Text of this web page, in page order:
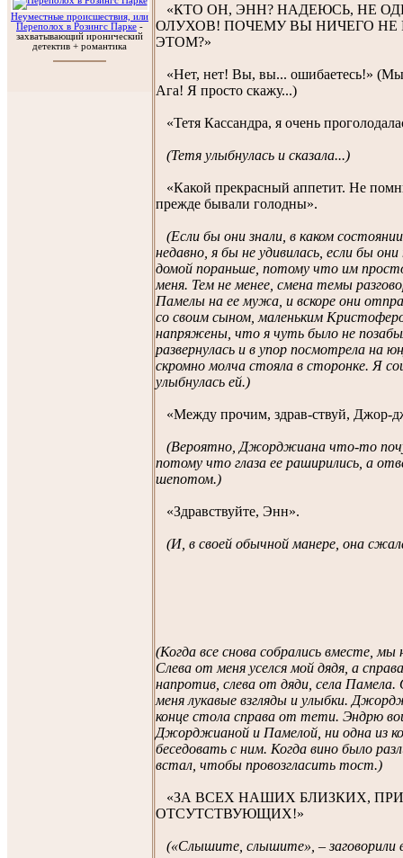
Неуместные происшествия, или
Переполох в Розингс Парке -
захватывающий иронический
детектив + романтика
«КТО ОН, ЭНН? НАДЕЮСЬ, НЕ
ОЛУХОВ! ПОЧЕМУ ВЫ НИЧЕГО НЕ
ЭТОМ?»
«Нет, нет! Вы, вы... ошибаетесь!»
Ага! Я просто скажу...)
«Тетя Кассандра, я очень
(Тетя улыбнулась и сказала...)
«Какой прекрасный аппетит. Не
прежде бывали голодны».
(Если бы они знали, в каком
недавно, я бы не удивилась, если бы
домой пораньше, потому что им
меня. Тем не менее, смена темы
Памелы на ее мужа, и вскоре они
со своим сыном, маленьким
напряжены, что я чуть было не
развернулась и в упор посмотрела на
скромно молча стояла в сторонке. Я
улыбнулась ей.)
«Между прочим, здрав-ствуй, Джор-
(Вероятно, Джорджиана что-то
потому что глаза ее раширились, а
шепотом.)
«Здравствуйте, Энн».
(И, в своей обычной манере, она
(Когда все снова собрались вместе, мы
Слева от меня уселся мой дядя, а
напротив, слева от дяди, села
меня лукавые взгляды и улыбки.
конце стола справа от тети. Эндрю
Джорджианой и Памелой, ни одна из
беседовать с ним. Когда вино было
встал, чтобы провозгласить тост.)
«ЗА ВСЕХ НАШИХ БЛИЗКИХ,
ОТСУТСТВУЮЩИХ!»
(«Слышите, слышите», – заговорили